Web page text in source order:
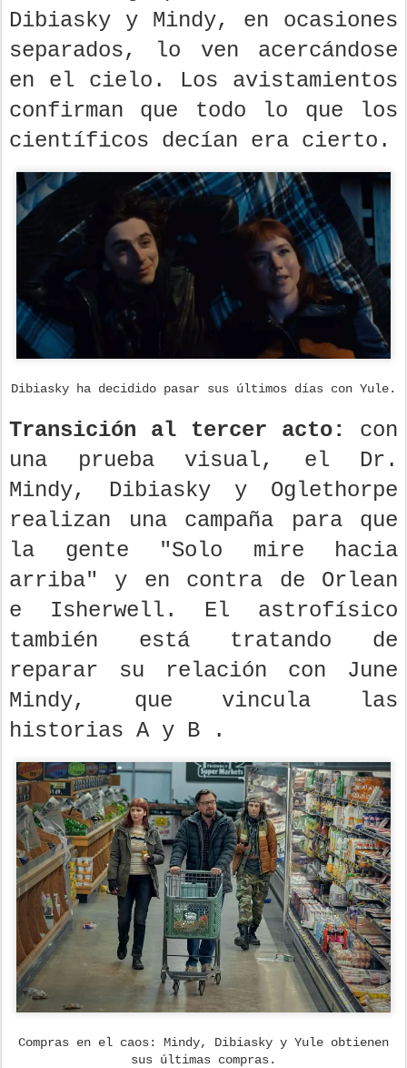
Dibiasky y Mindy, en ocasiones
separados, lo ven acercándose
en el cielo. Los avistamientos
confirman que todo lo que los
científicos decían era cierto.
Dibiasky ha decidido pasar sus últimos días con Yule.
Transición al tercer acto:
con
una prueba visual, el Dr.
Mindy, Dibiasky y Oglethorpe
realizan una campaña para que
la gente "Solo mire hacia
arriba" y en contra de Orlean
e Isherwell. El astrofísico
también está tratando de
reparar su relación con June
Mindy, que vincula las
historias A y B .
Compras en el caos: Mindy, Dibiasky y Yule obtienen
sus últimas compras.